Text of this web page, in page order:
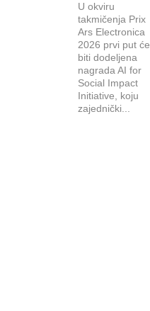
U okviru
takmičenja Prix
Ars Electronica
2026 prvi put će
biti dodeljena
nagrada AI for
Social Impact
Initiative, koju
zajednički...